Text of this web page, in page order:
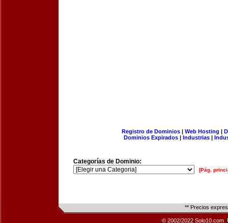
Registro de Dominios| Web Hosting |
Dominios Expirados | Industrias |
Categorías de Dominio:
[Pág.
** Precios
© 2002/2022 Solo10.com